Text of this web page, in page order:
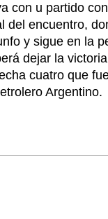
con u partido
del encuentro,
y sigue en la
dejar la
cuatro que
Argentino.